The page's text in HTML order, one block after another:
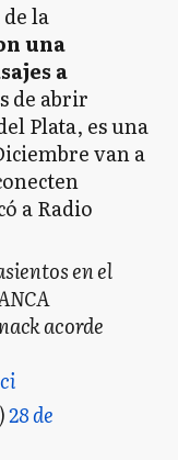
la
una
a
de abrir
Plata, es una
van a
a Radio
en el
acorde
28 de